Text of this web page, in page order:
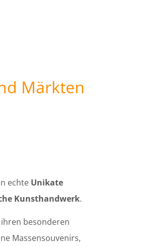
Märkten
echte Unikate
Kunsthandwerk.
besonderen
Massensouvenirs,